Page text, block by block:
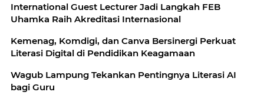
International Guest Lecturer Jadi Langkah FEB
Uhamka Raih Akreditasi Internasional
Kemenag, Komdigi, dan Canva Bersinergi Perkuat
Literasi Digital di Pendidikan Keagamaan
Wagub Lampung Tekankan Pentingnya Literasi AI
bagi Guru